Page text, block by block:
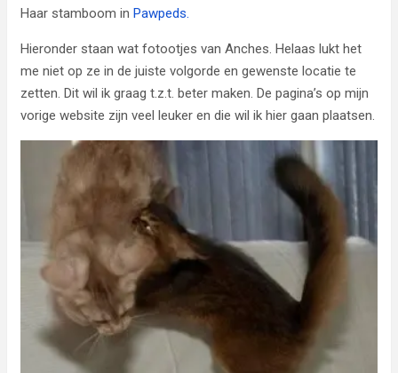
Haar stamboom in Pawpeds.
Hieronder staan wat fotootjes van Anches. Helaas lukt het
me niet op ze in de juiste volgorde en gewenste locatie te
zetten. Dit wil ik graag t.z.t. beter maken. De pagina’s op mijn
vorige website zijn veel leuker en die wil ik hier gaan plaatsen.